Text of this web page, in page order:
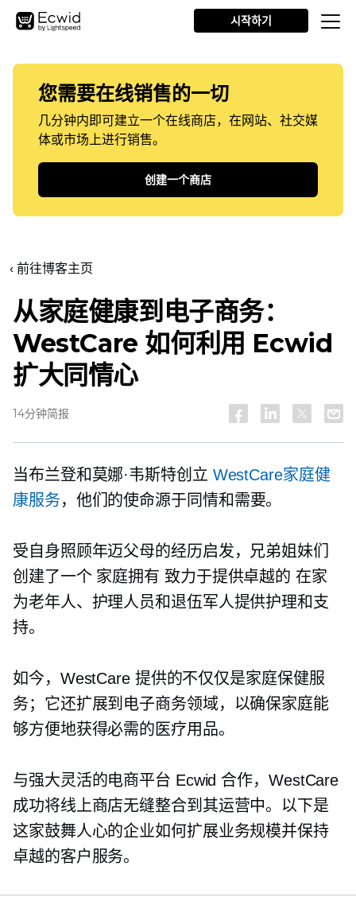
시작하기
您需要在线销售的一切
几分钟内即可建立一个在线商店，在网站、社交媒
体或市场上进行销售。
创建一个商店
‹ 前往博客主页
从家庭健康到电子商务：
WestCare 如何利用 Ecwid
扩大同情心
14分钟简报
当布兰登和莫娜·韦斯特创立 WestCare家庭健
康服务，他们的使命源于同情和需要。
受自身照顾年迈父母的经历启发，兄弟姐妹们
创建了一个 家庭拥有 致力于提供卓越的 在家
为老年人、护理人员和退伍军人提供护理和支
持。
如今，WestCare 提供的不仅仅是家庭保健服
务；它还扩展到电子商务领域，以确保家庭能
够方便地获得必需的医疗用品。
与强大灵活的电商平台 Ecwid 合作，WestCare
成功将线上商店无缝整合到其运营中。以下是
这家鼓舞人心的企业如何扩展业务规模并保持
卓越的客户服务。